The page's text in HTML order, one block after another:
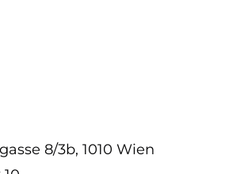
8/​3b, 1010 Wien